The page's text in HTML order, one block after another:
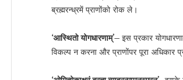
ब्रह्मरन्ध्रमें प्राणोंको रोक ले।
‘आस्थितो योगधारणाम्’–इस प्रकार
विकल्प न करना और प्राणोंपर पूरा अधिकार